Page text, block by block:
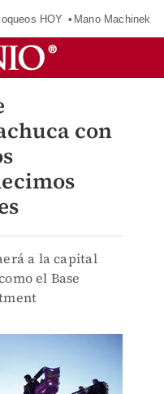
HOY Mano Machinek
con
a la capital
el Base